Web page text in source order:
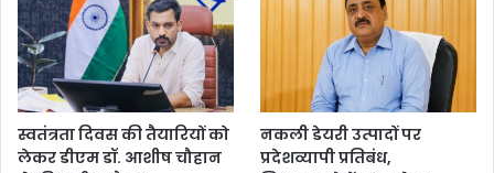
स्वतंत्रता दिवस की तैयारियों को
लेकर डीएम डॉ. आशीष चौहान
नकली डेयरी उत्पादों पर
प्रदेशव्यापी प्रतिबंध,